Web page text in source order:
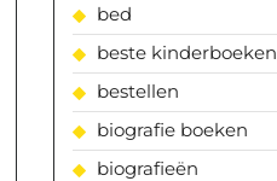
bed
beste kinderboeken
bestellen
biografie boeken
biografieën